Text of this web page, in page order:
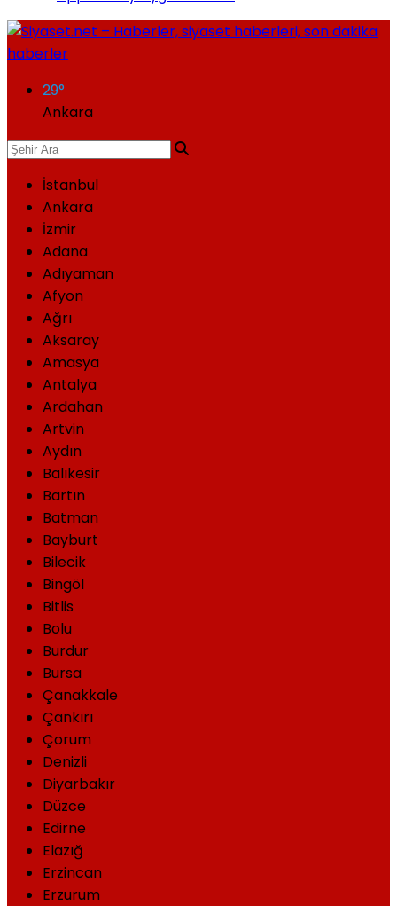
29°
Ankara
İstanbul
Ankara
İzmir
Adana
Adıyaman
Afyon
Ağrı
Aksaray
Amasya
Antalya
Ardahan
Artvin
Aydın
Balıkesir
Bartın
Batman
Bayburt
Bilecik
Bingöl
Bitlis
Bolu
Burdur
Bursa
Çanakkale
Çankırı
Çorum
Denizli
Diyarbakır
Düzce
Edirne
Elazığ
Erzincan
Erzurum